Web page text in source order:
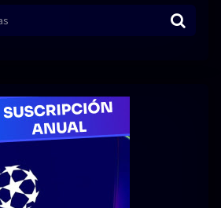
Crimen
Romance
Thriller